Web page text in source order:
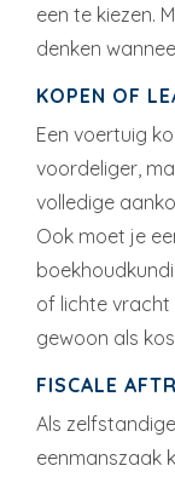
een te kiezen.
denken
KOPEN OF
Een voertuig
voordeliger,
volledige
Ook moet je
of lichte vracht
gewoon als
FISCALE
Als
eenmanszaak